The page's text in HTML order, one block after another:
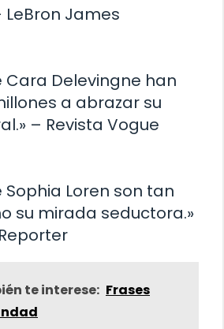
James
Cara Delevingne han
a abrazar su
– Revista Vogue
Sophia Loren son tan
su mirada seductora.»
te interese: Frases